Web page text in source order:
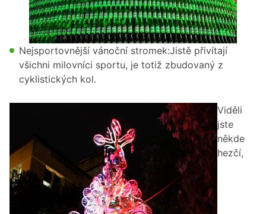
Nejsportovnější vánoční stromek:Jistě přivítají
všichni milovníci sportu, je totiž zbudovaný z
cyklistických kol.
Viděli
jste
někde
hezčí,